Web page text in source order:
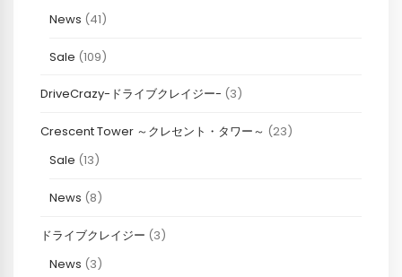
News (41)
Sale (109)
DriveCrazy-ドライブクレイジー- (3)
Crescent Tower ～クレセント・タワー～ (23)
Sale (13)
News (8)
ドライブクレイジー (3)
News (3)